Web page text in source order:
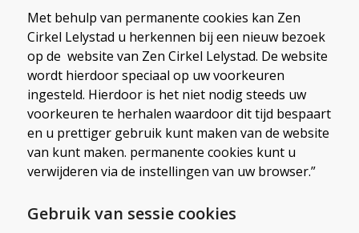
Met behulp van permanente cookies kan Zen
Cirkel Lelystad u herkennen bij een nieuw bezoek
op de website van Zen Cirkel Lelystad. De website
wordt hierdoor speciaal op uw voorkeuren
ingesteld. Hierdoor is het niet nodig steeds uw
voorkeuren te herhalen waardoor dit tijd bespaart
en u prettiger gebruik kunt maken van de website
van kunt maken. permanente cookies kunt u
verwijderen via de instellingen van uw browser.”
Gebruik van sessie cookies